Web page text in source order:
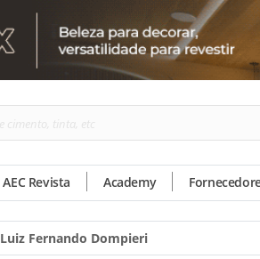
AEC Revista Academy
Luiz Fernando Dompieri